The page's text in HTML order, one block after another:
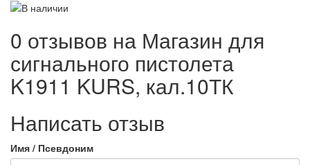
0 отзывов на Магазин для
сигнального пистолета
K1911 KURS, кал.10ТК
Написать отзыв
Имя / Псевдоним